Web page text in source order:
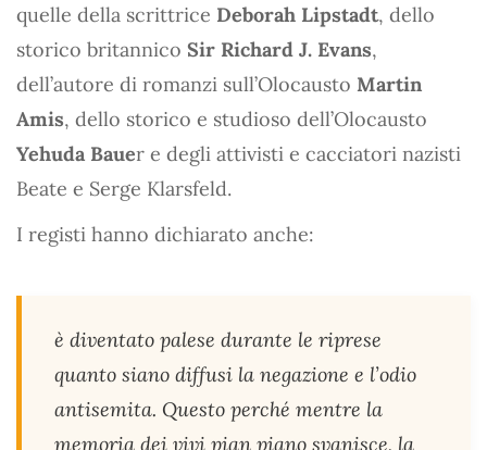
quelle della scrittrice Deborah Lipstadt, dello
storico britannico Sir Richard J. Evans,
dell’autore di romanzi sull’Olocausto Martin
Amis, dello storico e studioso dell’Olocausto
Yehuda Bauer e degli attivisti e cacciatori nazisti
Beate e Serge Klarsfeld.
I registi hanno dichiarato anche:
è diventato palese durante le riprese
quanto siano diffusi la negazione e l’odio
antisemita. Questo perché mentre la
memoria dei vivi pian piano svanisce, la